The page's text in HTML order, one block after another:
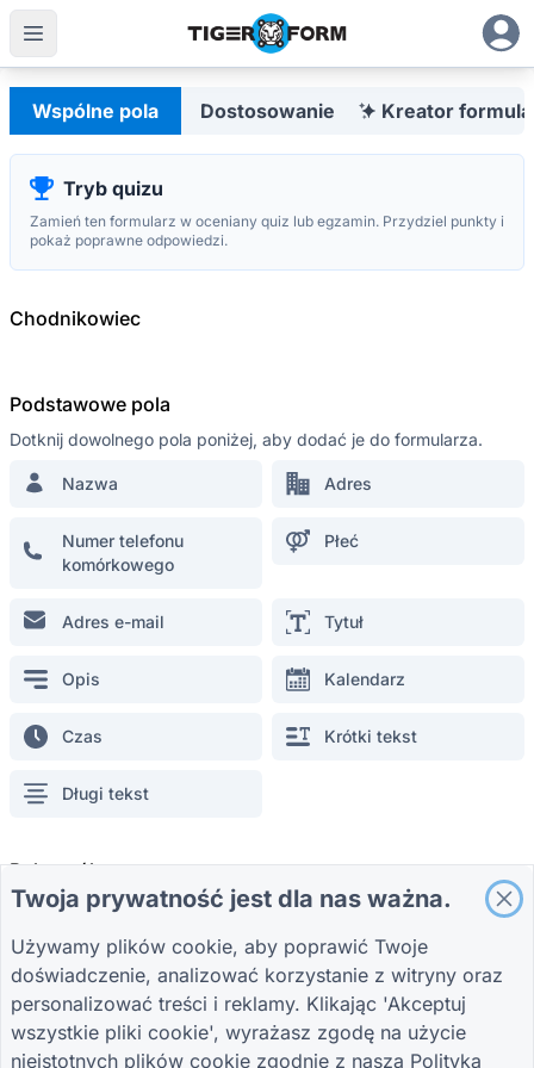
Konfigurowalny kreator formularzy z zintegrowanymi
Wspólne pola
Dostosowanie Kreator
Tryb quizu
Zamień ten formularz w oceniany quiz lub egzamin. Przydziel punkty i
pokaż poprawne odpowiedzi.
Chodnikowiec
Podstawowe pola
Dotknij dowolnego pola poniżej, aby dodać je do formularza.
Nazwa Adres
Numer telefonu
komórkowego
Płeć
Adres e-mail Tytuł
Opis Kalendarz
Czas Krótki tekst
Długi tekst
Pola ogólne
Pojedyncza opcja
Wybór
wielopoziomowy
Lista kontrolna
Lokalizacja Podpis
Najbardziej zaawansowany
QR Form Generator Online
POZOSTAŃ W PĘTLI
aktualizacjach i wskazówkach
Formularz ankiety dotyczącej sprzedaży detalicznej
Formularz promocyjny dla reklamy
Formularz opieki zdrowotnej
Formularz oceny projektu dla budownictwa
Formularz oceny dostawcy dla logistyki
PRZEWODNIKI
Centrum pomocy
Bloga
TIGER FORM
Przewodnik
FIRMA
O nas
Skontaktuj się z
nami
WARUNKI
Warunki
Polityka prywatności
Ustawienia plików
cookie
Polish
Twoja prywatność jest dla nas ważna.
Używamy plików cookie, aby poprawić Twoje
doświadczenie, analizować korzystanie z witryny oraz
personalizować treści i reklamy. Klikając 'Akceptuj
wszystkie pliki cookie', wyrażasz zgodę na użycie
nieistotnych plików cookie zgodnie z naszą Polityka